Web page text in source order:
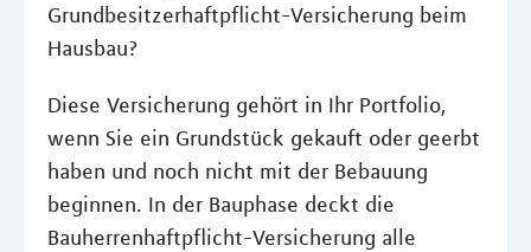
Grundbesitzerhaftpflicht-Versicherung beim
Hausbau?
Diese Versicherung gehört in Ihr Portfolio,
wenn Sie ein Grundstück gekauft oder geerbt
haben und noch nicht mit der Bebauung
beginnen. In der Bauphase deckt die
Bauherrenhaftpflicht-Versicherung alle